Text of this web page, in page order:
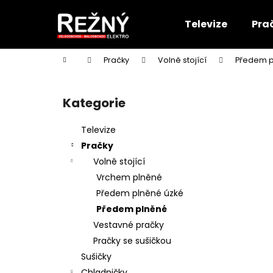
Televize
Domů Pračky Volně stojící Předem
Přeskočit
kategorie
Kategorie
Televize
Pračky
Volně stojící
Vrchem plněné
Předem plněné úzké
Předem plněné
Vestavné pračky
Pračky se sušičkou
Sušičky
í
Zpět
do
Zpět
do